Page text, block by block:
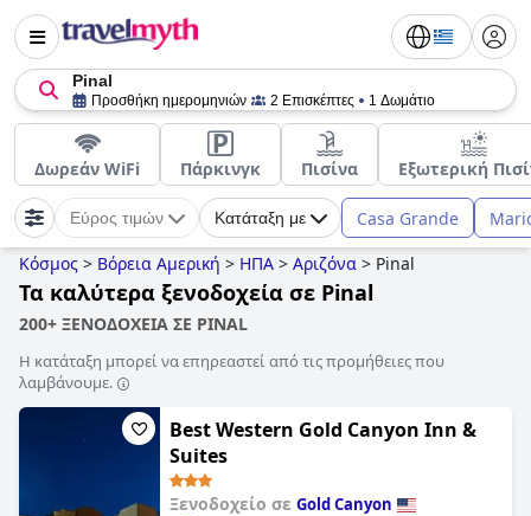
Pinal
Προσθήκη ημερομηνιών 2 Επισκέπτες 1 Δωμάτιο
Δωρεάν WiFi Πάρκινγκ Πισίνα Εξωτερική
Εύρος τιμών Κατάταξη με Casa Grande
Κόσμος > Βόρεια Αμερική > ΗΠΑ > Αριζόνα > Pinal
Τα καλύτερα ξενοδοχεία σε Pinal
200+ ΞΕΝΟΔΟΧΕΙΑ ΣΕ PINAL
Η κατάταξη μπορεί να επηρεαστεί από τις προμήθειες που
λαμβάνουμε.
Best Western Gold Canyon Inn &
Suites
Ξενοδοχείο σε Gold Canyon